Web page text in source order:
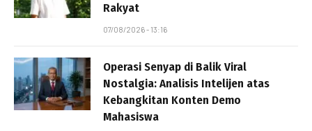
Rakyat
07/08/2026 - 13:16
Operasi Senyap di Balik Viral
Nostalgia: Analisis Intelijen atas
Kebangkitan Konten Demo
Mahasiswa